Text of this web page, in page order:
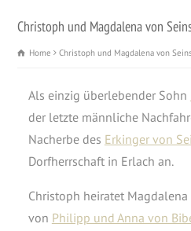
Christoph und Magdalena von
Home Christoph und Magdalena von
Als einzig überlebender Sohn
der letzte männliche
Nacherbe des Erkinger von
Dorfherrschaft in Erlach an.
Christoph heiratet
von Philipp und Anna von